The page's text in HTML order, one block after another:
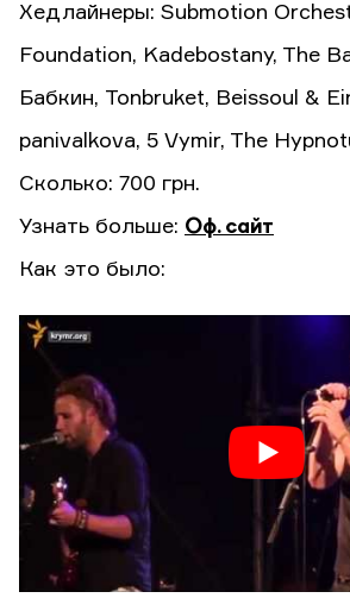
Хедлайнеры: Submotion
Foundation, Kadebostany, The
Бабкин, Tonbruket, Beissoul &
panivalkova, 5 Vymir, The
Сколько: 700 грн.
Узнать больше: Оф. сайт
Как это было: